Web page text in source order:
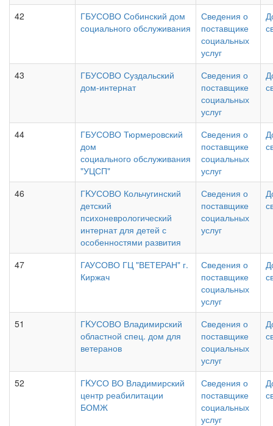
42
ГБУСОВО Собинский дом
социального обслуживания
Сведения о
поставщике
социальных
услуг
43
ГБУСОВО Суздальский
дом-интернат
Сведения о
поставщике
социальных
услуг
44
ГБУСОВО Тюрмеровский
дом
социального обслуживания
"УЦСП"
Сведения о
поставщике
социальных
услуг
46
ГKУСОВО Кольчугинский
детский
психоневрологический
интернат для детей с
особенностями развития
Сведения о
поставщике
социальных
услуг
47
ГАУСОВО ГЦ "ВЕТЕРАН" г.
Киржач
Сведения о
поставщике
социальных
услуг
51
ГKУСОВО Владимирский
областной спец. дом для
ветеранов
Сведения о
поставщике
социальных
услуг
52
ГKУСО ВО Владимирский
центр реабилитации
БОМЖ
Сведения о
поставщике
социальных
услуг